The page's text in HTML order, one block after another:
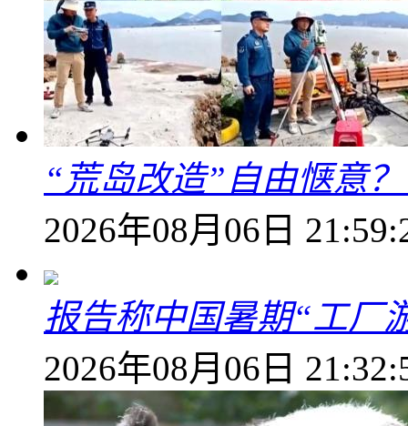
“荒岛改造”自由惬意
2026年08月06日
报告称中国暑期“工厂
2026年08月06日